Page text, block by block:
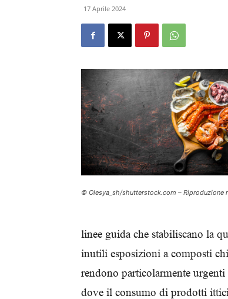
17 Aprile 2024
© Olesya_sh/shutterstock.com – Riproduzione
linee guida che stabiliscano la
inutili esposizioni a composti
rendono particolarmente urgenti
dove il consumo di prodotti